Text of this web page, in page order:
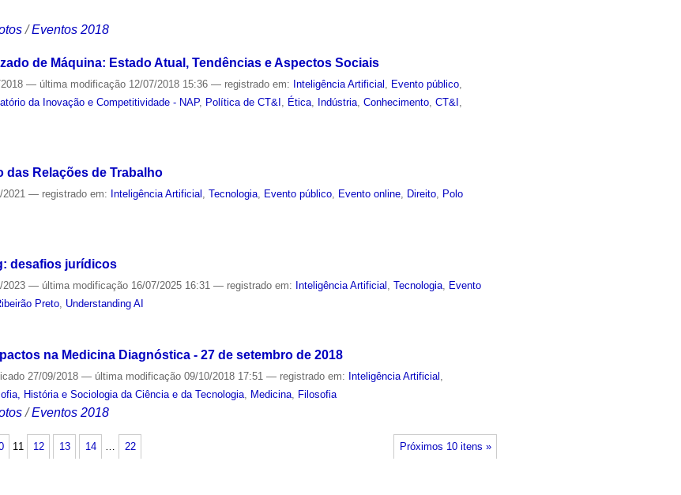
/Eventos 2018
de Máquina: Estado Atual, Tendências e Aspectos Sociais
2018— última modificação 12/07/2018 15:36— registrado em: Inteligência Artificial , Evento público,
da Inovação e Competitividade - NAP, Política de CT&I , Ética, Indústria,Conhecimento,CT&I ,
das Relações de Trabalho
2021— registrado em: Inteligência Artificial ,Tecnologia Evento público Evento online Direito
Polo
desafios jurídicos
2023— última modificação 16/07/2025 16:31— registrado em: Inteligência Artificial ,Tecnologia Evento
Preto Understanding AI
na Medicina Diagnóstica - 27 de setembro de 2018
27/09/2018— última modificação 09/10/2018 17:51— registrado em: Inteligência Artificial ,
História e Sociologia da Ciência e da Tecnologia, Medicina, Filosofia
/Eventos 2018
Próximos 10 itens »
11 12 13 14 22